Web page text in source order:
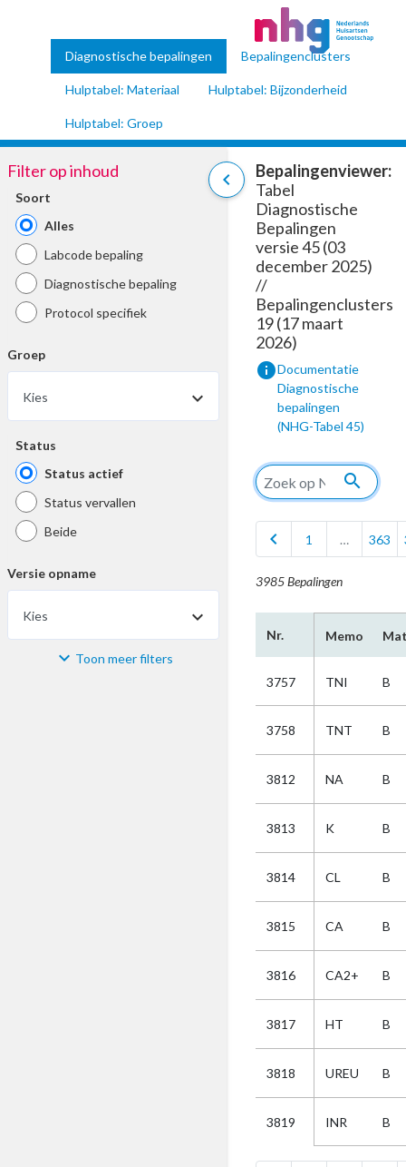
Diagnostische bepalingen Bepalingenclusters
Hulptabel: Materiaal Hulptabel: Bijzonderheid
Hulptabel: Groep
chevron_left
Filter op inhoud
Soort
Alles
Labcode bepaling
Diagnostische bepaling
Protocol specifiek
Groep
Kies
Status
Status actief
Status vervallen
Beide
Versie opname
Kies
Materiaal Toon meer filters
Bepalingenviewer:
Tabel
Diagnostische
Bepalingen
versie 45 (03
december 2025)
//
Bepalingenclusters
19 (17 maart
2026)
infoDocumentatie
Diagnostische
bepalingen
(NHG-Tabel 45)
search
chevron_left 1 … 363
3985 Bepalingen
Nr. Memo
3757 TNI B
3758 TNT B
3812 NA B
3813 K B
3814 CL B
3815 CA B
3816 CA2+ B
3817 HT B
3818 UREU B
3819 INR B